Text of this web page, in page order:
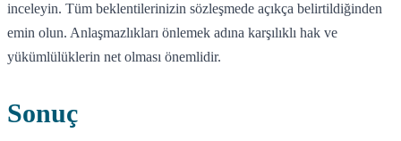
inceleyin. Tüm beklentilerinizin sözleşmede açıkça belirtildiğinden
emin olun. Anlaşmazlıkları önlemek adına karşılıklı hak ve
yükümlülüklerin net olması önemlidir.
Sonuç